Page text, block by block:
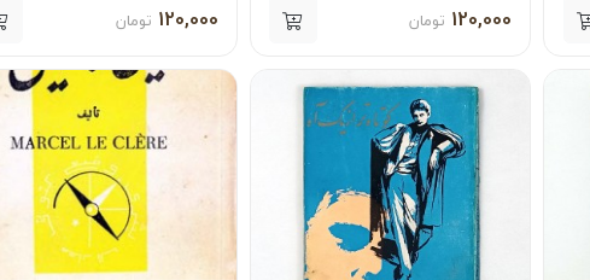
120,000 تومان 120,000 تومان